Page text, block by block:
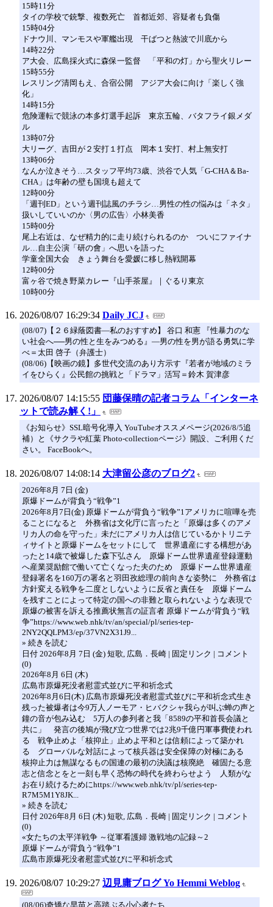
15時11分
タイの学校で銃撃、複数死亡 首都近郊、容疑者も負傷
15時04分
ドナウ川、マンモスや軍艦出現 干ばつと熱波で川底から
14時22分
ア大会、広島採火式に森保一監督 「平和の灯」から聖火リレー
15時55分
レスリング清岡もえ、合宿公開 アジア大会に向け「楽しく強
化」
14時15分
危険運転で競泳の本多灯選手起訴 東京五輪、バタフライ銀メダ
ル
13時07分
大リーグ、吉田が２安打１打点 岡本１安打、村上無安打
13時06分
なんか泣きそう…スタッフ平均73歳、渋谷で人気「G-CHA＆Ba-
CHA」は年齢の壁も国境も超えて
12時00分
「週刊ED」という週刊誌風のチラシ…男性の性の悩みは「ネタ」
扱いしていいのか〈男の広告〉小林美香
15時00分
尾上右近は、なぜ精力的に走り続けられるのか ついにファイナ
ル…自主公演「研の會」へ思いを語った
学童全国大会 きょう舞台を愛媛に移し熱戦開幕
12時00分
富ヶ谷で焼き野菜カレー『山手茶屋』｜ぐるり東京
10時00分
2026/08/07 16:29:34 Daily JCJ
(08/07)【２６緑蔭図書―私のおすすめ】 谷口 和憲 『性暴力のな
い社会へ──男の性と生をみつめる』―男の性を男が語る勇気に学
べ＝太田 啓子（弁護士）
(08/06)【映画の鏡】多世代交流のあり方示す『若者が地域のミラ
イをひらく』公民館の挑戦と「ドラマ」活写＝鈴木 賀津彦
2026/08/07 14:15:55 団藤保晴の記者コラム「インターネ
ットで読み解く!」
《お知らせ》SSL暗号化導入 YouTubeオススメページ(2026/8/5追
補）と《サクラや紅葉 Photo-collectionページ》開設、ご利用くだ
さい。 FaceBookへ。
2026/08/07 14:08:14 大津留公彦のブログ2
2026年8月 7日 (金)
原爆ドームが背負う“戦争”1
2026年8月7日(金) 原爆ドームが背負う“戦争”1アメリカに喧嘩を売
ることになると 外務省は文化庁に言ったと「原爆は多くのアメ
リカ人の命を守った」未だにアメリカ人は信じているかトリニテ
ィサイトと原爆ドームをセットにして 世界遺産にする構想があ
ったと14歳で被爆した森下弘さん 原爆ドーム世界遺産登録運動
へ産業奨励館で働いて亡くなった夫のため 原爆ドーム世界遺産
登録署名を160万の署名と羽田孜総理の前向きな姿勢に 外務省は
方針変える戦争を二度としないように反省と責任を 原爆ドーム
を残すことによって特定の国への非難と取られないような表現で
原爆の被害を訴える推薦状無言の証言者 原爆ドームが背負う“戦
争”https://www.web.nhk/tv/an/special/pl/series-tep-
2NY2QQLPM3/ep/37VN2X31J9...
» 続きを読む
日付 2026年8月 7日 (金) 短歌, 広島．長崎 | 固定リンク | コメント
(0)
2026年8月 6日 (木)
広島市原爆死没者慰霊式並びに平和祈念式
2026年8月6日(木) 広島市原爆死没者慰霊式並びに平和祈念式生き
残った被爆者は今9万人ノーモア・ヒバクシャ我らが叫ぶ蝉の声と
鐘の音が包み込む 5万人の参列者と我「8589の平和首長会議と
共に」 発言の後鳩が飛び立つ世界では2兆9千億円軍事費使われ
る 戦争止めよ「核抑止」止めよ平和とは信頼によって築かれ
る グローバルな対話によって核兵器は安全保障の対極にある
核抑止力は無謀なるもの国連の最初の決議は核廃絶 確固たる意
志と信念とをと一刻も早く恐怖の時代を終わらせよう 人類がな
お在り続けるためにhttps://www.web.nhk/tv/pl/series-tep-
R7M5M1Y8JK...
» 続きを読む
日付 2026年8月 6日 (木) 短歌, 広島．長崎 | 固定リンク | コメント
(0)
«女たちの太平洋戦争 ～従軍看護婦 激戦地の記録～2
原爆ドームが背負う“戦争”1
広島市原爆死没者慰霊式並びに平和祈念式
2026/08/07 10:29:27 辺見庸ブログ Yo Hemmi Weblog
(08/06)奇矯な早苗と高踏ぶる小心者たち